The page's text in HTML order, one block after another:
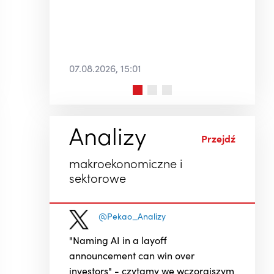
02.08.2026, 09:01
Analizy Przejdź
makroekonomiczne i
sektorowe
@Pekao_Analizy
"Naming AI in a layoff
announcement can win over